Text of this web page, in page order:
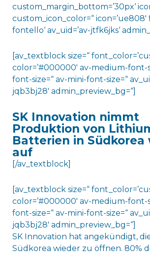
custom_margin_bottom=’30px‘
custom_icon_color=“
fontello‘ av_uid=’av-jtfk6jks‘
[av_textblock size=“
color=’#000000′ av-medium-font-
font-size=“ av-mini-font-size=“
jqb3bj28′ admin_preview_bg=“]
SK Innovation nimmt
Produktion von
Batterien in Südkorea
auf
[/av_textblock]
[av_textblock size=“
color=’#000000′ av-medium-font-
font-size=“ av-mini-font-size=“
jqb3bj28′ admin_preview_bg=“]
SK Innovation hat angekündigt,
Südkorea wieder zu öffnen. 80%